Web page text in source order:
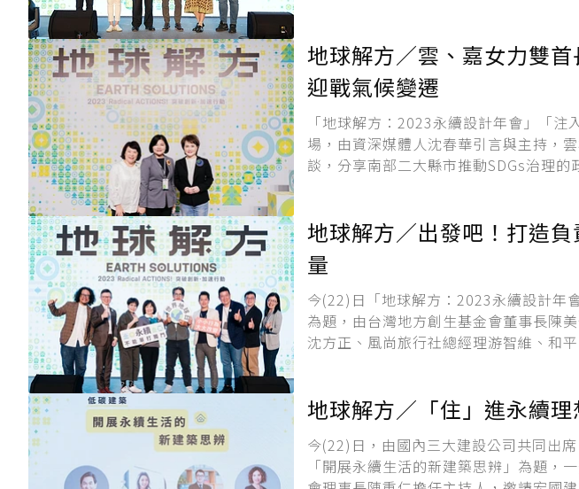
地球解方／雲、嘉女力雙首長激盪永
迎戰氣候變遷
「地球解方：2023永續設計年會」「
場，由資深媒體人沈春華引言與主持，
談，分享南部二大縣市推動SDGs治理的
地球解方／出發吧！打造負責旅遊 前進地方
量
今(22)日「地球解方：2023永續設計年
為題，由台灣地方創生基金會董事長陳
沈方正、風尚旅行社總經理游智維、和
今(22)日，由國內三大建設公司共同出
「開展永續生活的新建築思辨」為題，